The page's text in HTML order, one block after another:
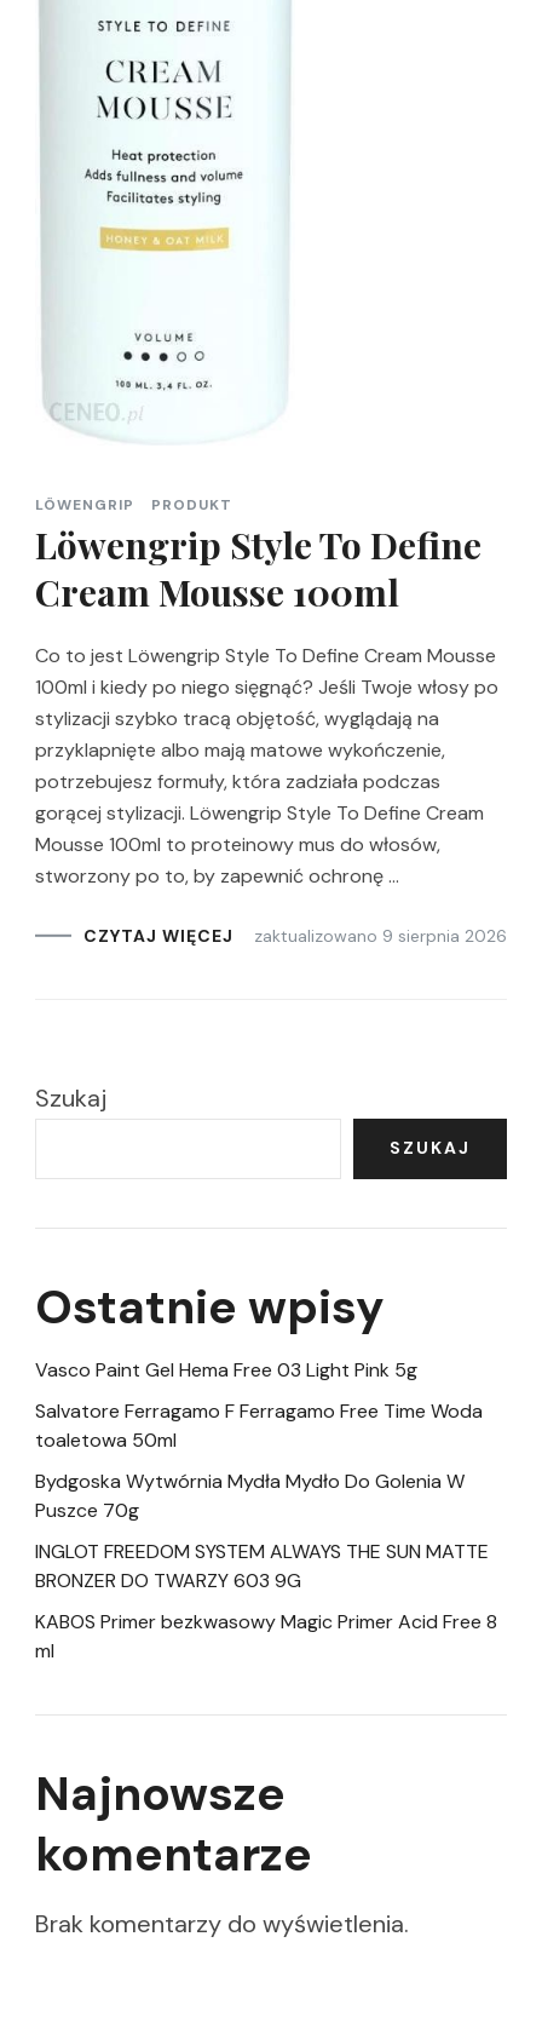
LÖWENGRIP PRODUKT
Löwengrip Style To Define
Cream Mousse 100ml
Co to jest Löwengrip Style To Define Cream Mousse
100ml i kiedy po niego sięgnąć? Jeśli Twoje włosy po
stylizacji szybko tracą objętość, wyglądają na
przyklapnięte albo mają matowe wykończenie,
potrzebujesz formuły, która zadziała podczas
gorącej stylizacji. Löwengrip Style To Define Cream
Mousse 100ml to proteinowy mus do włosów,
stworzony po to, by zapewnić ochronę …
CZYTAJ WIĘCEJ zaktualizowano 9 sierpnia 2026
Szukaj
SZUKAJ
Ostatnie wpisy
Vasco Paint Gel Hema Free 03 Light Pink 5g
Salvatore Ferragamo F Ferragamo Free Time Woda
toaletowa 50ml
Bydgoska Wytwórnia Mydła Mydło Do Golenia W
Puszce 70g
INGLOT FREEDOM SYSTEM ALWAYS THE SUN MATTE
BRONZER DO TWARZY 603 9G
KABOS Primer bezkwasowy Magic Primer Acid Free 8
ml
Najnowsze
komentarze
Brak komentarzy do wyświetlenia.